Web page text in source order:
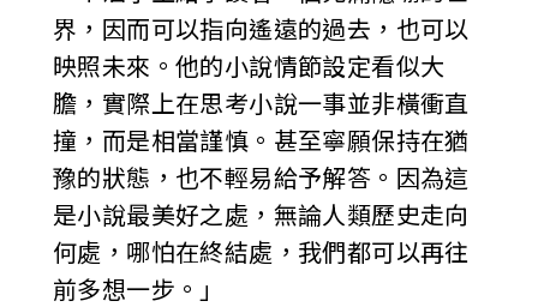
界，因而可以指向遙遠的過去，也可以
映照未來。他的小說情節設定看似大
膽，實際上在思考小說一事並非橫衝直
撞，而是相當謹慎。甚至寧願保持在猶
豫的狀態，也不輕易給予解答。因為這
是小說最美好之處，無論人類歷史走向
何處，哪怕在終結處，我們都可以再往
前多想一步。」